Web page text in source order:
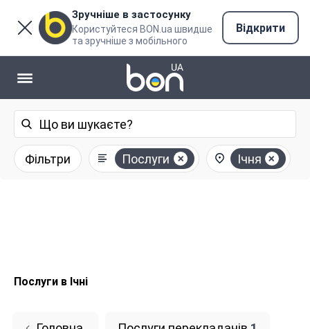
Зручніше в застосунку
Користуйтеся BON.ua швидше
та зручніше з мобільного
Відкрити
Фільтри Послуги Ічня
Послуги в Ічні